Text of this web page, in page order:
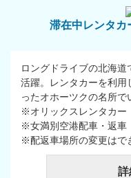
滞在中レンタカ
ロングドライブの北海
活躍。レンタカーを利
ったオホーツクの名所で
※オリックスレンタカー
※女満別空港配車・返車
※配返車場所の変更はで
詳